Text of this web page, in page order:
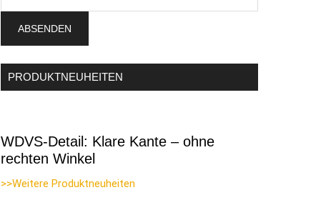
PRODUKTNEUHEITEN
WDVS-Detail: Klare Kante – ohne
rechten Winkel
>>Weitere Produktneuheiten